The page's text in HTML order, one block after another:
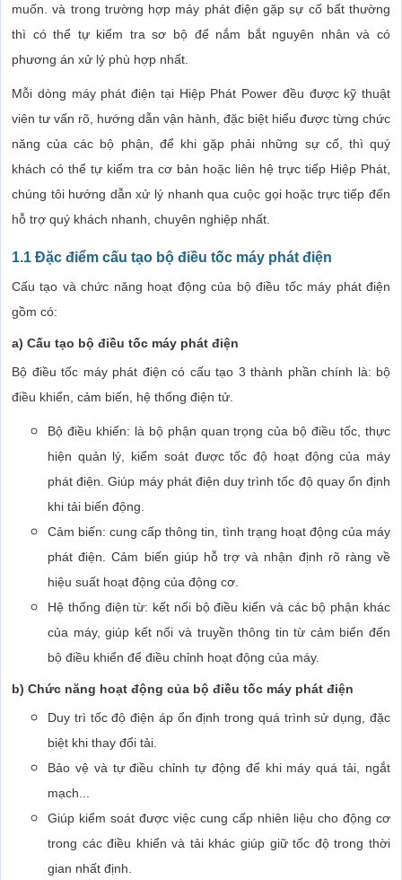
muốn. và trong trường hợp máy phát điện gặp sự cố bất thường
thì có thể tự kiểm tra sơ bộ để nắm bắt nguyên nhân và có
phương án xử lý phù hợp nhất.
Mỗi dòng máy phát điện tại Hiệp Phát Power đều được kỹ thuật
viên tư vấn rõ, hướng dẫn vận hành, đặc biệt hiểu được từng chức
năng của các bộ phận, để khi gặp phải những sự cố, thì quý
khách có thể tự kiểm tra cơ bản hoặc liên hệ trực tiếp Hiệp Phát,
chúng tôi hướng dẫn xử lý nhanh qua cuộc gọi hoặc trực tiếp đến
hỗ trợ quý khách nhanh, chuyên nghiệp nhất.
1.1 Đặc điểm cấu tạo bộ điều tốc máy phát điện
Cấu tạo và chức năng hoạt động của bộ điều tốc máy phát điện
gồm có:
a) Cấu tạo bộ điều tốc máy phát điện
Bộ điều tốc máy phát điện có cấu tạo 3 thành phần chính là: bộ
điều khiển, cảm biến, hệ thống điện tử.
Bộ điều khiển: là bộ phận quan trọng của bộ điều tốc, thực
hiện quản lý, kiểm soát được tốc độ hoạt động của máy
phát điện. Giúp máy phát điện duy trình tốc độ quay ổn định
khi tải biến động.
Cảm biến: cung cấp thông tin, tình trạng hoạt động của máy
phát điện. Cảm biến giúp hỗ trợ và nhận định rõ ràng về
hiệu suất hoạt động của động cơ.
Hệ thống điện từ: kết nối bộ điều kiển và các bộ phận khác
của máy, giúp kết nối và truyền thông tin từ cảm biến đến
bộ điều khiển để điều chỉnh hoạt động của máy.
b) Chức năng hoạt động của bộ điều tốc máy phát điện
Duy trì tốc độ điện áp ổn định trong quá trình sử dụng, đặc
biệt khi thay đổi tải.
Bảo vệ và tự điều chỉnh tự động để khi máy quá tải, ngắt
mạch...
Giúp kiểm soát được việc cung cấp nhiên liệu cho động cơ
trong các điều khiển và tải khác giúp giữ tốc độ trong thời
gian nhất định.